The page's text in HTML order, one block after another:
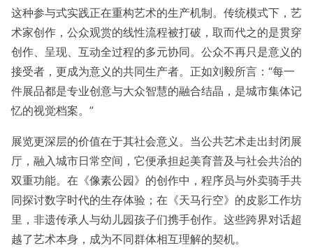
这种参与式实践正在重构艺术的生产机制。传统模式下，艺
术家创作，公众观赏的线性流程被打破，取而代之的是贯穿
创作、呈现、互动全过程的多元协同。公众不再只是意义的
接受者，更成为意义的共同生产者。正如刘毅所言：“每一
件展品都是专业创意与大众智慧的融合结晶，是城市集体记
忆的视觉档案。”
展览更深层的价值在于其社会意义。当公共艺术走出封闭展
厅，融入城市日常空间，它便承担起美育普及与社会共治的
双重功能。在《像素公园》的创作中，程序员与外卖骑手共
同探讨数字时代的生存体验；在《天马行空》的皮影工作坊
里，非遗传承人与幼儿园孩子们携手创作。这些跨界对话超
越了艺术本身，成为不同群体相互理解的契机。